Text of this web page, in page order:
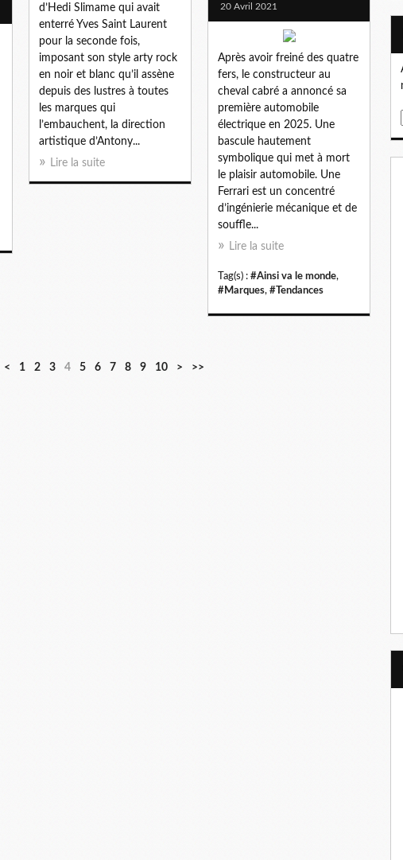
d’Hedi Slimame qui avait
enterré Yves Saint Laurent
pour la seconde fois,
imposant son style arty rock
en noir et blanc qu’il assène
depuis des lustres à toutes
les marques qui
l’embauchent, la direction
artistique d’Antony...
Lire la suite
20 Avril 2021
Après avoir freiné des quatre
fers, le constructeur au
cheval cabré a annoncé sa
première automobile
électrique en 2025. Une
bascule hautement
symbolique qui met à mort
le plaisir automobile. Une
Ferrari est un concentré
d’ingénierie mécanique et de
souffle...
Lire la suite
Tag(s) : #Ainsi va le monde,
#Marques, #Tendances
< 1 2 3 4 5 6 7 8 9 10
2
3
4
5
> >>